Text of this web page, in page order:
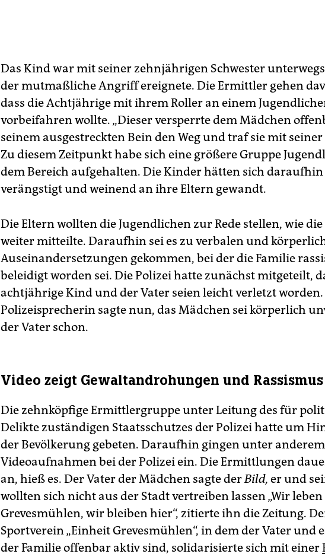
Das Kind war mit seiner zehnjährigen Schwester
der mutmaßliche Angriff ereignete. Die Ermittler gehen
dass die Achtjährige mit ihrem Roller an einem
vorbeifahren wollte. „Dieser versperrte dem Mädchen
seinem ausgestreckten Bein den Weg und traf sie mit seiner
Zu diesem Zeitpunkt habe sich eine größere Gruppe
dem Bereich aufgehalten. Die Kinder hätten sich daraufhin
verängstigt und weinend an ihre Eltern gewandt.
Die Eltern wollten die Jugendlichen zur Rede stellen, wie
weiter mitteilte. Daraufhin sei es zu verbalen und
Auseinandersetzungen gekommen, bei der die Familie
beleidigt worden sei. Die Polizei hatte zunächst mitgeteilt,
achtjährige Kind und der Vater seien leicht verletzt worden.
Polizeisprecherin sagte nun, das Mädchen sei körperlich
der Vater schon.
Video zeigt Gewaltandrohungen und Rassismus
Die zehnköpfige Ermittlergruppe unter Leitung des für
Delikte zuständigen Staatsschutzes der Polizei hatte um
der Bevölkerung gebeten. Daraufhin gingen unter
Videoaufnahmen bei der Polizei ein. Die Ermittlungen
an, hieß es. Der Vater der Mädchen sagte derBild, er und
wollten sich nicht aus der Stadt vertreiben lassen „Wir leben
Grevesmühlen, wir bleiben hier“, zitierte ihn die Zeitung.
Sportverein „Einheit Grevesmühlen“, in dem der Vater und
der Familie offenbar aktiv sind, solidarisierte sich mit einer